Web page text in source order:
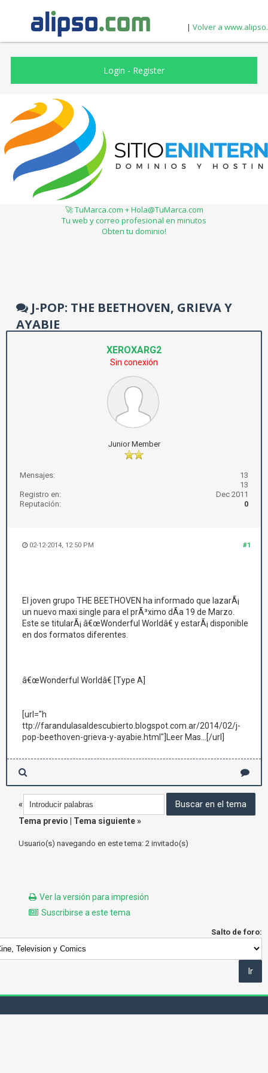
| Volver a
Login - Register
🚀 TuMarca.com + Hola@TuMarca.com
Tu web y correo profesional en minutos
Obten tu dominio!
J-POP: THE BEETHOVEN, GRIEVA Y
AYABIE
XEROXARG2
Sin conexión
Junior Member
Mensajes:
13
13
Registro en:
Dec 2011
Reputación:
0
#1
02-12-2014, 12:50 PM
El joven grupo THE BEETHOVEN ha informado que lazarÃ¡
un nuevo maxi single para el prÃ³ximo dÃ­a 19 de Marzo.
Este se titularÃ¡ â€œWonderful Worldâ€ y estarÃ¡ disponible
en dos formatos diferentes.
â€œWonderful Worldâ€ [Type A]
[url="h
ttp://farandulasaldescubierto.blogspot.com.ar/2014/02/j-
pop-beethoven-grieva-y-ayabie.html"]Leer Mas...[/url]
«
Tema previo
Tema siguiente»
Usuario(s) navegando en este tema: 2 invitado(s)
Ver la versión para impresión
Suscribirse a este tema
Salto de foro: